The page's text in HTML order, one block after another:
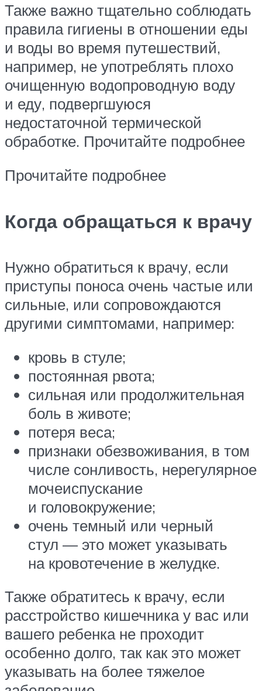
Также важно тщательно соблюдать
правила гигиены в отношении еды
и воды во время путешествий,
например, не употреблять плохо
очищенную водопроводную воду
и еду, подвергшуюся
недостаточной термической
обработке. Прочитайте подробнее
Прочитайте подробнее
Когда обращаться к врачу
Нужно обратиться к врачу, если
приступы поноса очень частые или
сильные, или сопровождаются
другими симптомами, например:
кровь в стуле;
постоянная рвота;
сильная или продолжительная
боль в животе;
потеря веса;
признаки обезвоживания, в том
числе сонливость, нерегулярное
мочеиспускание
и головокружение;
очень темный или черный
стул — это может указывать
на кровотечение в желудке.
Также обратитесь к врачу, если
расстройство кишечника у вас или
вашего ребенка не проходит
особенно долго, так как это может
указывать на более тяжелое